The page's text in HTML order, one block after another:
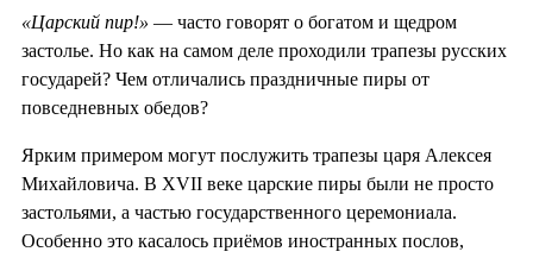
«Царский пир!» — часто говорят о богатом и щедром
застолье. Но как на самом деле проходили трапезы русских
государей? Чем отличались праздничные пиры от
повседневных обедов?
Ярким примером могут послужить трапезы царя Алексея
Михайловича. В XVII веке царские пиры были не просто
застольями, а частью государственного церемониала.
Особенно это касалось приёмов иностранных послов,